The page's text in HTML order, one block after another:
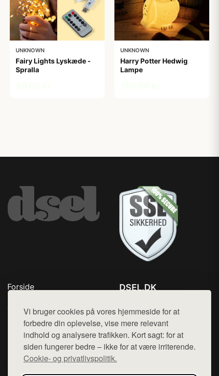
Vi bruger cookies på vores hjemmeside for at
forbedre din oplevelse, vise mere relevant
indhold og analysere trafikken. Kort sagt: for at
siden fungerer bedre – ikke for at være irriterende.
Cookie- og privatlivspolitik.
UNKNOWN
Fairy Lights Lyskæde -
Spralla
UNKNOWN
Harry Potter Hedwig
Lampe
Forside
Top Rabatter
Blog
Kontakt
DSEL.DK
Mail: hej@want.dk
Cookie- og privatlivspolitik